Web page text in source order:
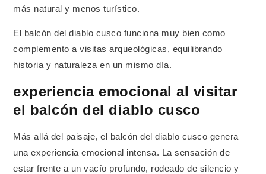
más natural y menos turístico.
El balcón del diablo cusco funciona muy bien como
complemento a visitas arqueológicas, equilibrando
historia y naturaleza en un mismo día.
experiencia emocional al visitar
el balcón del diablo cusco
Más allá del paisaje, el balcón del diablo cusco genera
una experiencia emocional intensa. La sensación de
estar frente a un vacío profundo, rodeado de silencio y